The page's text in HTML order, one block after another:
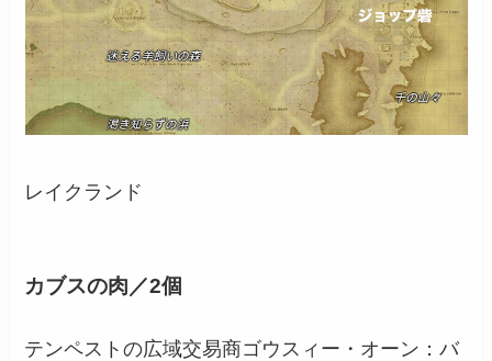
レイクランド
カブスの肉／2個
テンペストの広域交易商ゴウスィー・オーン：バ